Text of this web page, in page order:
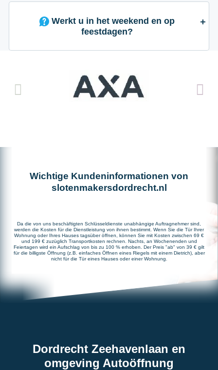
Werkt u in het weekend en op
feestdagen?
Wichtige Kundeninformationen von
slotenmakersdordrecht.nl
Da die von uns beschäftigten Schlüsseldienste unabhängige Auftragnehmer sind,
werden die Kosten für die Dienstleistung von ihnen bestimmt. Wenn Sie die Tür Ihrer
Wohnung oder Ihres Hauses tagsüber öffnen, können Sie mit Kosten zwischen 69 €
und 199 € zuzüglich Transportkosten rechnen. Nachts, an Wochenenden und
Feiertagen wird ein Aufschlag von bis zu 100 % erhoben. Der Preis "ab" von 39 € gilt
für die billigste Öffnung (z.B. einfaches Öffnen eines Riegels mit einem Dietrich), aber
nicht für die Tür eines Hauses oder einer Wohnung.
Dordrecht Zeehavenlaan en
omgeving Autoöffnung